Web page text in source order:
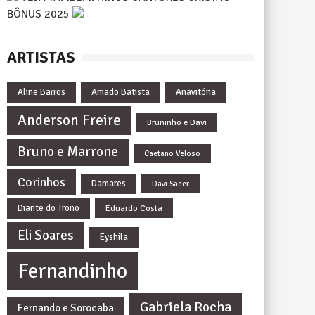
BÔNUS 2025
ARTISTAS
Aline Barros Amado Batista Anavitória
Anderson Freire Bruninho e Davi
Bruno e Marrone Caetano Veloso
Corinhos Damares Davi Sacer
Diante do Trono Eduardo Costa
Eli Soares Eyshila
Fernandinho
Fernando e Sorocaba Gabriela Rocha